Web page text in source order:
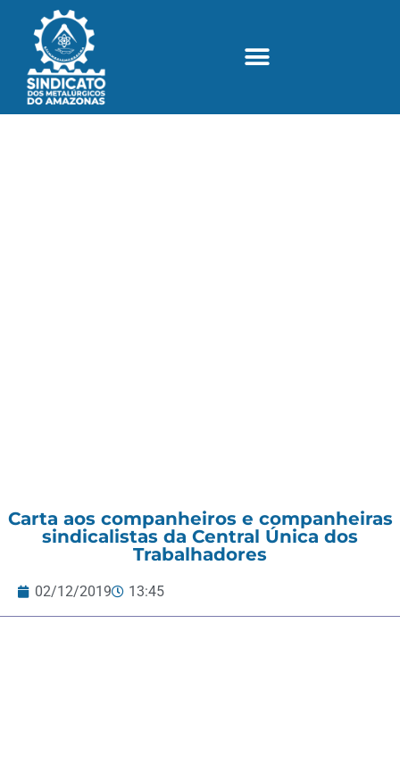
Carta aos companheiros e companheiras
sindicalistas da Central Única dos
Trabalhadores
02/12/2019 13:45